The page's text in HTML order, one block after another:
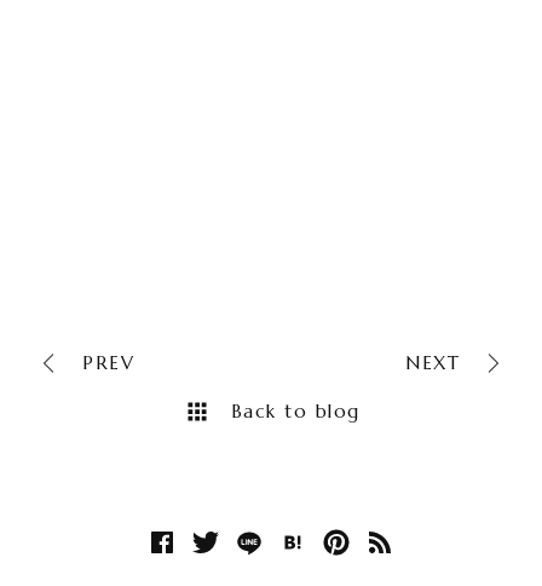
PREV NEXT
Back to blog